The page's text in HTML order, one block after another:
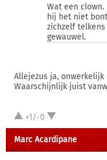
Wat een
hij het niet
zichzelf
gewauwel.
Allejezus ja,
Waarschijnlijk juist
+1/-0
Marc Acardipane